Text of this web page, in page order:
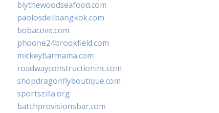
blythewoodseafood.com
paolosdelibangkok.com
bobacove.com
phoone24brookfield.com
mickeybarmama.com
roadwayconstructioninc.com
shopdragonflyboutique.com
sportszilla.org
batchprovisionsbar.com